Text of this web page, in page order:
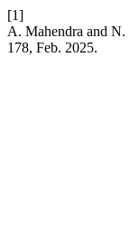
[1]
A. Mahendra and N.
178, Feb. 2025.